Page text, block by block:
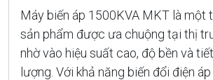
Máy biến áp 1500KVA MKT là một
sản phẩm được ưa chuộng tại thị
nhờ vào hiệu suất cao, độ bền và
lượng. Với khả năng biến đổi điện